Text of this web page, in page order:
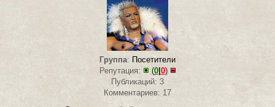
Группа: Посетители
Репутация:
(0| 0)
Публикаций: 3
Комментариев: 17